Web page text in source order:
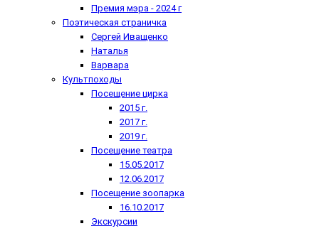
Премия мэра - 2024 г
Поэтическая страничка
Сергей Иващенко
Наталья
Варвара
Культпоходы
Посещение цирка
2015 г.
2017 г.
2019 г.
Посещение театра
15.05.2017
12.06.2017
Посещение зоопарка
16.10.2017
Экскурсии